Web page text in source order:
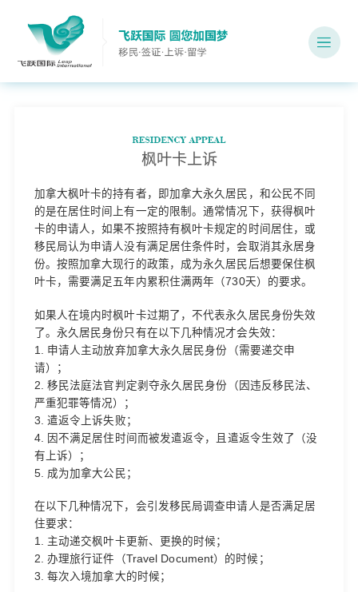
枫叶卡上诉
加拿大枫叶卡的持有者，即加拿大永久居民，和公民不同
的是在居住时间上有一定的限制。通常情况下，获得枫叶
卡的申请人，如果不按照持有枫叶卡规定的时间居住，或
移民局认为申请人没有满足居住条件时，会取消其永居身
份。按照加拿大现行的政策，成为永久居民后想要保住枫
叶卡，需要满足五年内累积住满两年（730天）的要求。
如果人在境内时枫叶卡过期了，不代表永久居民身份失效
了。永久居民身份只有在以下几种情况才会失效：
1. 申请人主动放弃加拿大永久居民身份（需要递交申
请）；
2. 移民法庭法官判定剥夺永久居民身份（因违反移民法、
严重犯罪等情况）；
3. 遣返令上诉失败；
4. 因不满足居住时间而被发遣返令，且遣返令生效了（没
有上诉）；
5. 成为加拿大公民；
在以下几种情况下，会引发移民局调查申请人是否满足居
住要求：
1. 主动递交枫叶卡更新、更换的时候；
2. 办理旅行证件（Travel Document）的时候；
3. 每次入境加拿大的时候；